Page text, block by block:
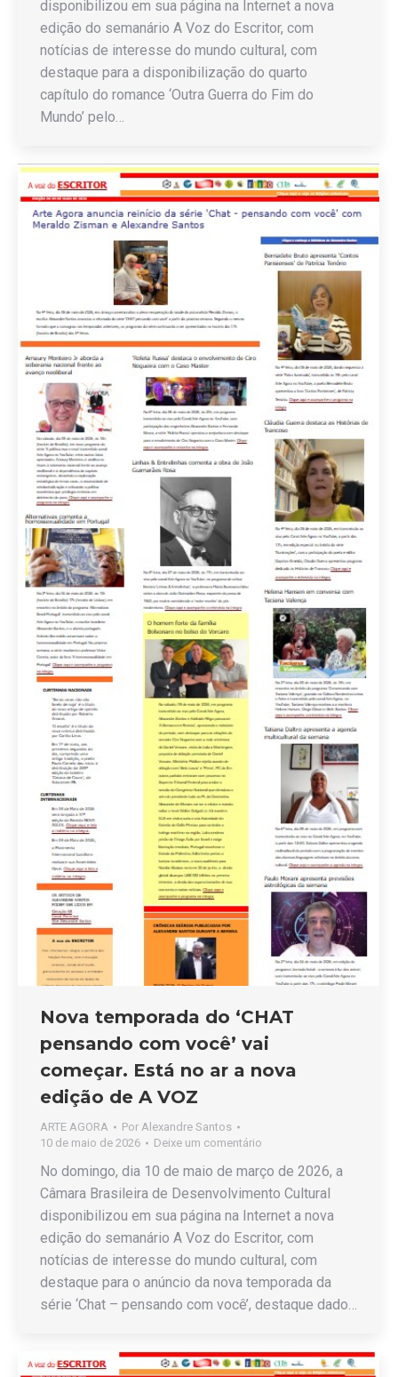
disponibilizou em sua página na Internet a nova
edição do semanário A Voz do Escritor, com
notícias de interesse do mundo cultural, com
destaque para a disponibilização do quarto
capítulo do romance ‘Outra Guerra do Fim do
Mundo’ pelo…
Nova temporada do ‘CHAT
pensando com você’ vai
começar. Está no ar a nova
edição de A VOZ
ARTE AGORA Por Alexandre Santos
10 de maio de 2026
Deixe um comentário
No domingo, dia 10 de maio de março de 2026, a
Câmara Brasileira de Desenvolvimento Cultural
disponibilizou em sua página na Internet a nova
edição do semanário A Voz do Escritor, com
notícias de interesse do mundo cultural, com
destaque para o anúncio da nova temporada da
série ‘Chat – pensando com você’, destaque dado…